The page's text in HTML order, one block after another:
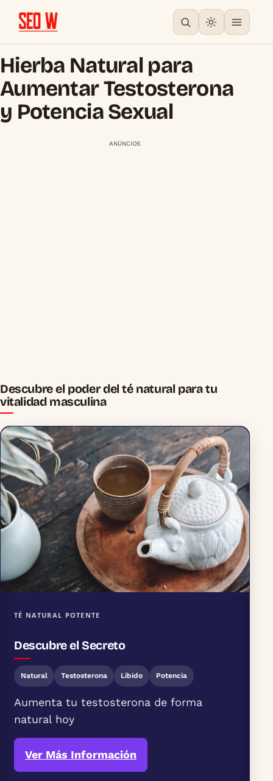
Hierba Natural para
Aumentar Testosterona
y Potencia Sexual
ANÚNCIOS
Descubre el poder del té natural para tu
vitalidad masculina
TÉ NATURAL POTENTE
Descubre el Secreto
Natural Testosterona Libido Potencia
Aumenta tu testosterona de forma
natural hoy
Ver Más Información